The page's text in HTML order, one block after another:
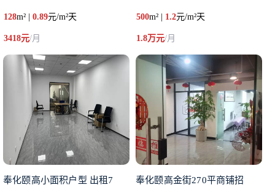
128m² | 0.89元/m²天
3418元/月
500m² | 1.2元/m²天
1.8万元/月
奉化颐高小面积户型 出租7 奉化颐高金街270平商铺招